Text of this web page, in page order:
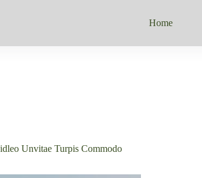
Home
Unvitae Turpis Commodo